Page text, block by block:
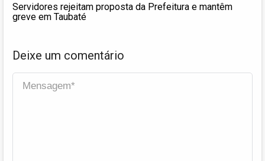
Servidores rejeitam proposta da Prefeitura e mantêm
greve em Taubaté
Deixe um comentário